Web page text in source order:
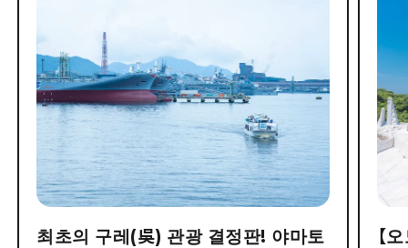
최초의 구레(吳) 관광 결정판! 야마토
【